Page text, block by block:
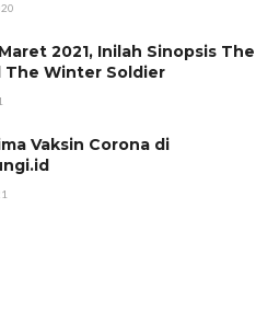
2021, Inilah Sinopsis The
The Winter Soldier
Vaksin Corona di